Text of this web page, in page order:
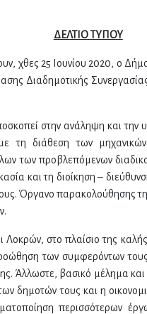
ΔΕΛΤΙΟ ΤΥΠΟΥ
χθες 25 Ιουνίου 2020, ο
Διαδημοτικής
στην ανάληψη και την
τη διάθεση των
των προβλεπόμενων
και τη διοίκηση –
Όργανο παρακολούθησης
στο πλαίσιο της
των συμφερόντων
Άλλωστε, βασικό μέλημα
δημοτών τους και η
περισσότερων